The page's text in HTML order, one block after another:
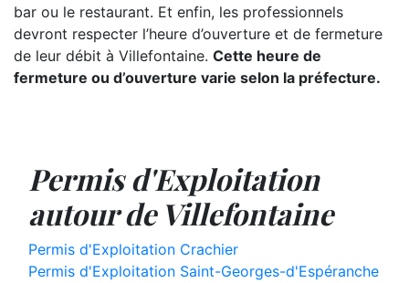
bar ou le restaurant. Et enfin, les professionnels
devront respecter l’heure d’ouverture et de fermeture
de leur débit à Villefontaine. Cette heure de
fermeture ou d’ouverture varie selon la préfecture.
Permis d'Exploitation
autour de Villefontaine
Permis d'Exploitation Crachier
Permis d'Exploitation Saint-Georges-d'Espéranche